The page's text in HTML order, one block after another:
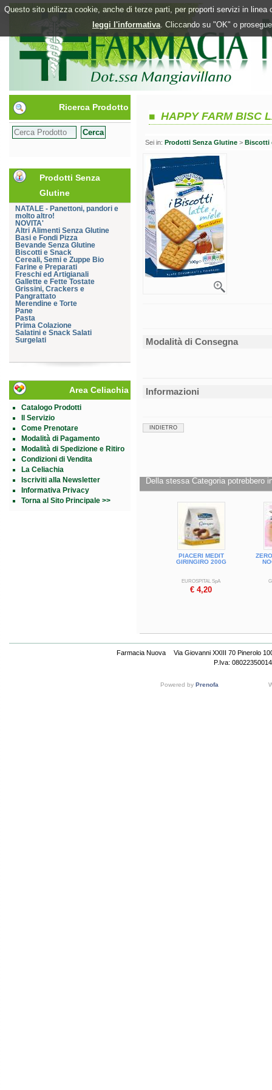
Questo sito utilizza cookie, anche di terze parti, per proporti servizi in
leggi l'informativa. Cliccando su "OK" o
Ricerca Prodotto
Prodotti Senza
Glutine
NATALE - Panettoni, pandori e
molto altro!
NOVITA'
Altri Alimenti Senza Glutine
Basi e Fondi Pizza
Bevande Senza Glutine
Biscotti e Snack
Cereali, Semi e Zuppe Bio
Farine e Preparati
Freschi ed Artigianali
Gallette e Fette Tostate
Grissini, Crackers e
Pangrattato
Merendine e Torte
Pane
Pasta
Prima Colazione
Salatini e Snack Salati
Surgelati
Area Celiachia
Catalogo Prodotti
Il Servizio
Come Prenotare
Modalità di Pagamento
Modalità di Spedizione e Ritiro
Condizioni di Vendita
La Celiachia
Iscriviti alla Newsletter
Informativa Privacy
Torna al Sito Principale >>
HAPPY FARM BISC
Sei in: Prodotti Senza Glutine > Biscotti
Modalità di Consegna
Informazioni
INDIETRO
Della stessa Categoria potrebbero
PIACERI MEDIT
GIRINGIRO 200G
EUROSPITAL SpA
€ 4,20
Farmacia Nuova
Via Giovanni XXIII 70 Pinerolo
P.Iva: 08022350014
Powered by Prenofa